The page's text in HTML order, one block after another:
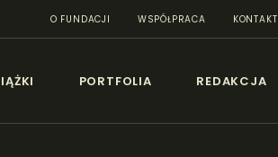
O FUNDACJI WSPÓŁPRACA KONTAKT
PORTFOLIA REDAKCJA